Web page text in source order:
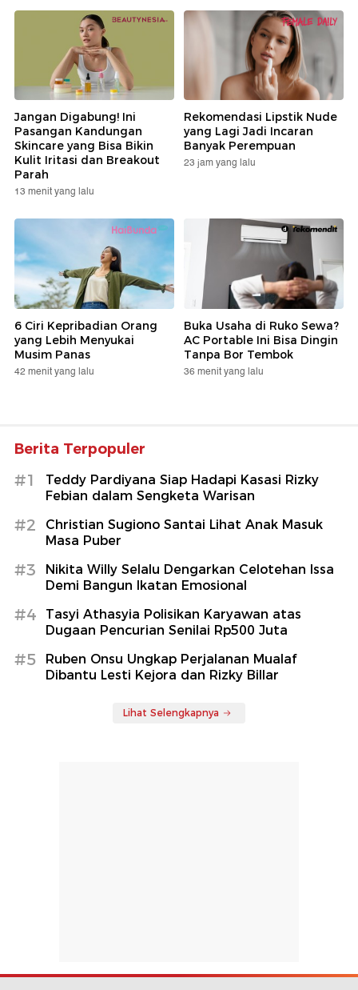
Jangan Digabung! Ini
Pasangan Kandungan
Skincare yang Bisa Bikin
Kulit Iritasi dan Breakout
Parah
13 menit yang lalu
Rekomendasi Lipstik Nude
yang Lagi Jadi Incaran
Banyak Perempuan
23 jam yang lalu
6 Ciri Kepribadian Orang
yang Lebih Menyukai
Musim Panas
42 menit yang lalu
Buka Usaha di Ruko Sewa?
AC Portable Ini Bisa Dingin
Tanpa Bor Tembok
36 menit yang lalu
Berita Terpopuler
#1
Teddy Pardiyana Siap Hadapi Kasasi Rizky
Febian dalam Sengketa Warisan
#2
Christian Sugiono Santai Lihat Anak Masuk
Masa Puber
#3
Nikita Willy Selalu Dengarkan Celotehan Issa
Demi Bangun Ikatan Emosional
#4
Tasyi Athasyia Polisikan Karyawan atas
Dugaan Pencurian Senilai Rp500 Juta
#5
Ruben Onsu Ungkap Perjalanan Mualaf
Dibantu Lesti Kejora dan Rizky Billar
Lihat Selengkapnya